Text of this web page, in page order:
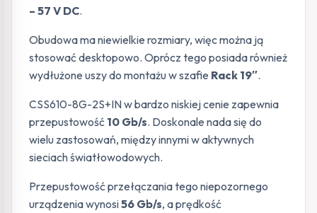
– 57 V DC.
Obudowa ma niewielkie rozmiary, więc można ją
stosować desktopowo. Oprócz tego posiada również
wydłużone uszy do montażu w szafie Rack 19″.
CSS610-8G-2S+IN w bardzo niskiej cenie zapewnia
przepustowość 10 Gb/s. Doskonale nada się do
wielu zastosowań, między innymi w aktywnych
sieciach światłowodowych.
Przepustowość przełączania tego niepozornego
urządzenia wynosi56 Gb/s, a prędkość